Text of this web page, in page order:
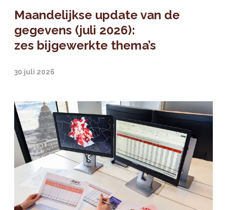
Maandelijkse update van de
gegevens (juli 2026):
zes bijgewerkte thema’s
30 juli 2026